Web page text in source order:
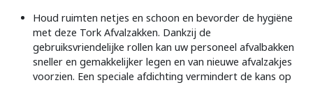
Houd ruimten netjes en schoon en bevorder de hygiëne
met deze Tork Afvalzakken. Dankzij de
gebruiksvriendelijke rollen kan uw personeel afvalbakken
sneller en gemakkelijker legen en van nieuwe afvalzakjes
voorzien. Een speciale afdichting vermindert de kans op